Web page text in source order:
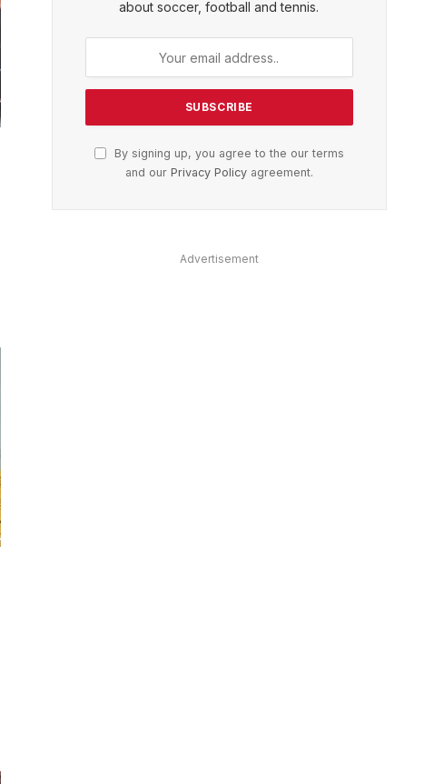
about soccer, football and tennis.
By signing up, you agree to the our terms
and our Privacy Policyagreement.
Advertisement